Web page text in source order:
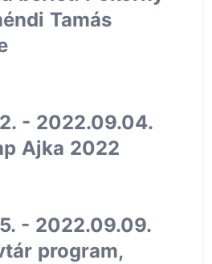
Tamás
- 2022.09.04.
Ajka 2022
- 2022.09.09.
program,